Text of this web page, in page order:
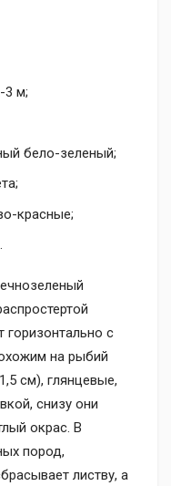
3 м;
бело-зеленый;
красные;
горизонтально с
на рыбий
см), глянцевые,
снизу они
окрас. В
пород,
листву, а